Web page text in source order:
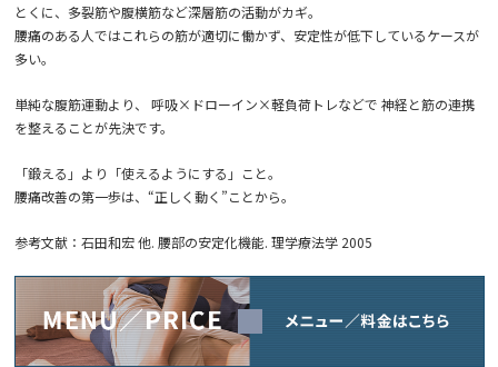
とくに、多裂筋や腹横筋など深層筋の活動がカギ。
腰痛のある人ではこれらの筋が適切に働かず、安定性が低下しているケースが
多い。
単純な腹筋運動より、 呼吸×ドローイン×軽負荷トレなどで 神経と筋の連携
を整えることが先決です。
「鍛える」より「使えるようにする」こと。
腰痛改善の第一歩は、 “正しく動く”ことから。
参考文献：石田和宏 他. 腰部の安定化機能. 理学療法学 2005